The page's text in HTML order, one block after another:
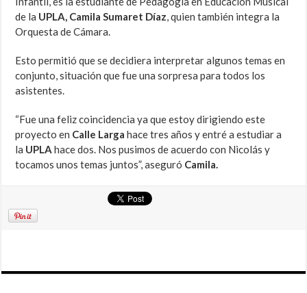
de la UPLA, Camila Sumaret Díaz, quien también integra la
Orquesta de Cámara.
Esto permitió que se decidiera interpretar algunos temas en
conjunto, situación que fue una sorpresa para todos los
asistentes.
“Fue una feliz coincidencia ya que estoy dirigiendo este
proyecto en Calle Larga hace tres años y entré a estudiar a
la UPLA hace dos. Nos pusimos de acuerdo con Nicolás y
tocamos unos temas juntos”, aseguró Camila.